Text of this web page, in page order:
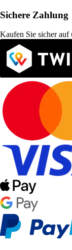
Sichere Zahlung
Kaufen Sie sicher auf